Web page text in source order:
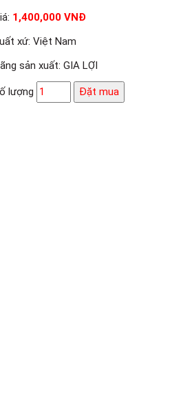
1,400,000 VNĐ
xứ: Việt Nam
sản xuất: GIA LỢI
lượng Đặt mua